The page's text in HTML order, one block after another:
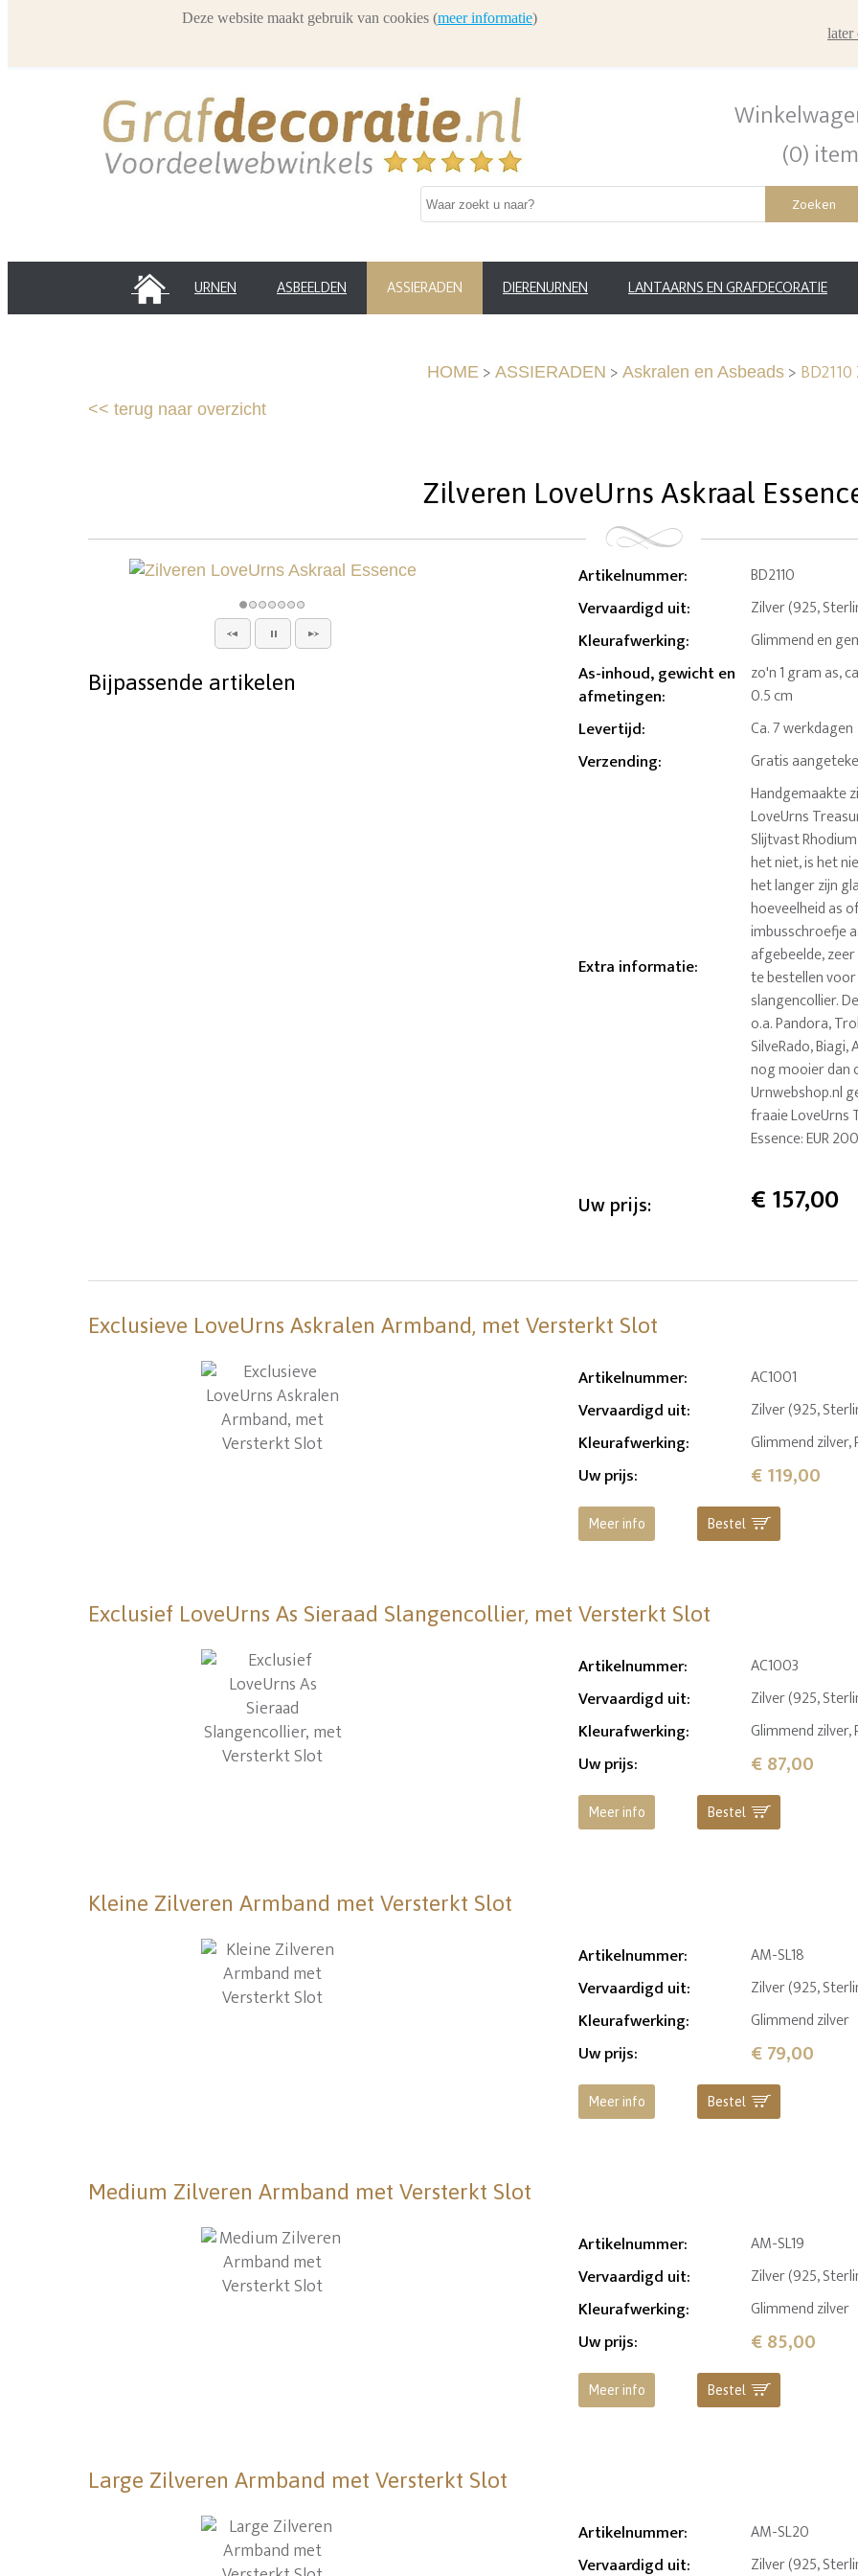
(0)
Zoeken
HOME URNEN ASBEELDEN ASSIERADEN DIERENURNEN LANTAARNS EN GRAFDECORATIE
HOME > ASSIERADEN > Askralen en Asbeads >
<< terug naar overzicht
Zilveren LoveUrns Askraal
Artikelnummer: BD2110
Vervaardigd uit: Zilver (925,
Kleurafwerking: Glimmend en
As-inhoud, gewicht en
afmetingen:
zo'n 1 gram as,
0.5 cm
Levertijd: Ca. 7 werkdagen
Verzending: Gratis
Extra informatie:
Handgemaakte
LoveUrns
Slijtvast
het niet, is het
het langer zijn
hoeveelheid as
imbusschroefje
afgebeelde,
te bestellen voor
slangencollier.
o.a. Pandora,
SilveRado,
nog mooier
Urnwebshop.nl
fraaie LoveUrns
Essence: EUR 200
Uw prijs: €157,00
Bijpassende artikelen
Exclusieve LoveUrns Askralen Armband, met Versterkt Slot
Artikelnummer: AC1001
Vervaardigd uit: Zilver (925,
Kleurafwerking: Glimmend
Uw prijs: € 119,00
Meer info Bestel
Exclusief LoveUrns As Sieraad Slangencollier, met Versterkt Slot
Artikelnummer: AC1003
Vervaardigd uit: Zilver (925,
Kleurafwerking: Glimmend
Uw prijs: € 87,00
Meer info Bestel
Kleine Zilveren Armband met Versterkt Slot
Artikelnummer: AM-SL18
Vervaardigd uit: Zilver (925,
Kleurafwerking: Glimmend zilver
Uw prijs: € 79,00
Meer info Bestel
Medium Zilveren Armband met Versterkt Slot
Artikelnummer: AM-SL19
Vervaardigd uit: Zilver (925,
Kleurafwerking: Glimmend zilver
Uw prijs: € 85,00
Meer info Bestel
Large Zilveren Armband met Versterkt Slot
Artikelnummer: AM-SL20
Vervaardigd uit: Zilver (925,
Deze website maakt gebruik van cookies (meer informatie)
later